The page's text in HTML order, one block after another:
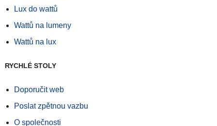
Lux do wattů
Wattů na lumeny
Wattů na lux
RYCHLÉ STOLY
Doporučit web
Poslat zpětnou vazbu
O společnosti